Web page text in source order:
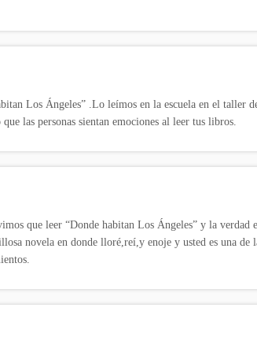
Los Ángeles” .Lo leímos en la escuela en el taller
las personas sientan emociones al leer tus libros.
que leer “Donde habitan Los Ángeles” y la verdad
novela en donde lloré,reí,y enoje y usted es una de